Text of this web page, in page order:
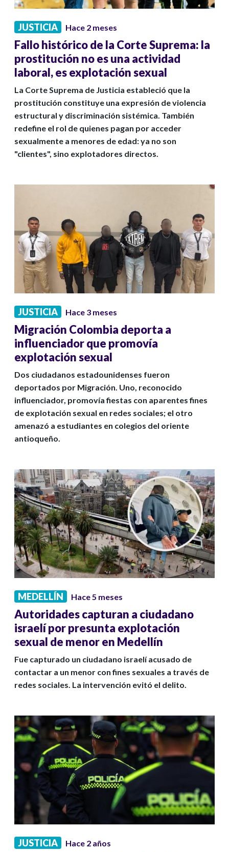
JUSTICIA Hace 2 meses
Fallo histórico de la Corte Suprema: la
prostitución no es una actividad
laboral, es explotación sexual
La Corte Suprema de Justicia estableció que la
prostitución constituye una expresión de violencia
estructural y discriminación sistémica. También
redefine el rol de quienes pagan por acceder
sexualmente a menores de edad: ya no son
"clientes", sino explotadores directos.
JUSTICIA Hace 3 meses
Migración Colombia deporta a
influenciador que promovía
explotación sexual
Dos ciudadanos estadounidenses fueron
deportados por Migración. Uno, reconocido
influenciador, promovía fiestas con aparentes fines
de explotación sexual en redes sociales; el otro
amenazó a estudiantes en colegios del oriente
antioqueño.
MEDELLÍN Hace 5 meses
Autoridades capturan a ciudadano
israelí por presunta explotación
sexual de menor en Medellín
Fue capturado un ciudadano israelí acusado de
contactar a un menor con fines sexuales a través de
redes sociales. La intervención evitó el delito.
JUSTICIA Hace 2 años